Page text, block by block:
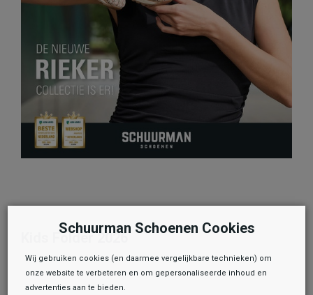
Kids Folder 2026
Schuurman Schoenen Cookies
Wij gebruiken cookies (en daarmee vergelijkbare technieken) om
onze website te verbeteren en om gepersonaliseerde inhoud en
advertenties aan te bieden.